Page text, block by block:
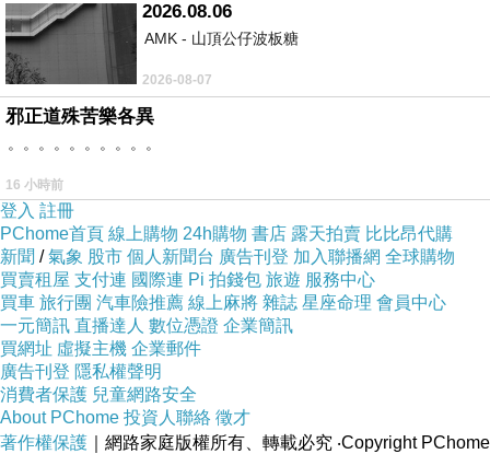
2026.08.06
AMK - 山頂公仔波板糖
2026-08-07
邪正道殊苦樂各異
。。。。。。。。。。
16 小時前
登入 註冊
PChome首頁 線上購物 24h購物 書店 露天拍賣 比比昂代購
新聞 /氣象 股市 個人新聞台 廣告刊登 加入聯播網 全球購物
買賣租屋 支付連 國際連 Pi 拍錢包 旅遊 服務中心
買車 旅行團 汽車險推薦 線上麻將 雜誌 星座命理 會員中心
一元簡訊 直播達人 數位憑證 企業簡訊
買網址 虛擬主機 企業郵件
廣告刊登 隱私權聲明
消費者保護 兒童網路安全
About PChome 投資人聯絡 徵才
著作權保護 ｜網路家庭版權所有、轉載必究 ‧Copyright PChome